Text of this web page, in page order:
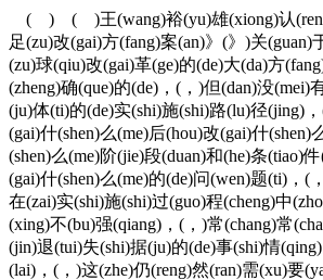
( ) ( )王(wang)裕(yu)雄(xiong)认(ren)
足(zu)改(gai)方(fang)案(an)》(》)关(guan)
(zu)球(qiu)改(gai)革(ge)的(de)大(da)方
(zheng)确(que)的(de)，(，)但(dan)没(mei)
(ju)体(ti)的(de)实(shi)施(shi)路(lu)径(jing)
(gai)什(shen)么(me)后(hou)改(gai)什(shen)
(shen)么(me)阶(jie)段(duan)和(he)条(tiao)
(gai)什(shen)么(me)的(de)问(wen)题(ti)，(
在(zai)实(shi)施(shi)过(guo)程(cheng)中
(xing)不(bu)强(qiang)，(，)常(chang)常
(jin)退(tui)失(shi)据(ju)的(de)事(shi)情
(lai)，(，)这(zhe)仍(reng)然(ran)需(xu)要